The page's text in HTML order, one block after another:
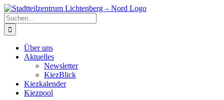
Zum
Inhalt
springen
Suche
nach:
Über uns
Aktuelles
Newsletter
KiezBlick
Kiezkalender
Kiezpool